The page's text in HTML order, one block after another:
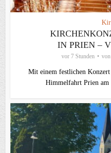
IN PRIEN –
vor 7 Stunden von
Mit einem festlichen
Himmelfahrt Prien am